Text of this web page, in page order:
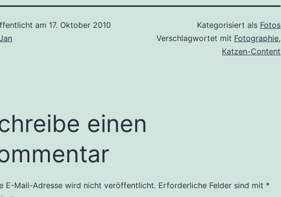
am 17. Oktober 2010
Kategorisiert als Fotos
Verschlagwortet mit Fotographie,
Katzen-Content
einen
E-Mail-Adresse wird nicht veröffentlicht. Erforderliche Felder sind mit *